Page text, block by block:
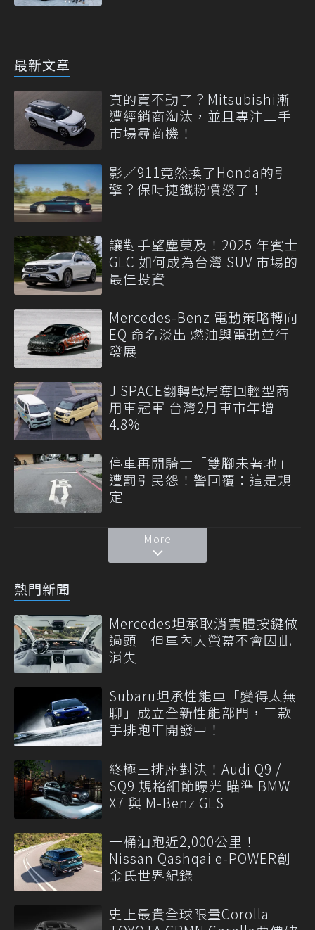
最新文章
真的賣不動了？Mitsubishi漸
遭經銷商淘汰，並且專注二手
市場尋商機！
影／911竟然換了Honda的引
擎？保時捷鐵粉憤怒了！
讓對手望塵莫及！2025 年賓士
GLC 如何成為台灣 SUV 市場的
最佳投資
Mercedes-Benz 電動策略轉向
EQ 命名淡出 燃油與電動並行
發展
J SPACE翻轉戰局奪回輕型商
用車冠軍 台灣2月車市年增
4.8%
停車再開騎士「雙腳未著地」
遭罰引民怨！警回覆：這是規
定
More
熱門新聞
Mercedes坦承取消實體按鍵做
過頭 但車內大螢幕不會因此
消失
Subaru坦承性能車「變得太無
聊」成立全新性能部門，三款
手排跑車開發中！
終極三排座對決！Audi Q9 /
SQ9 規格細節曝光 瞄準 BMW
X7 與 M-Benz GLS
一桶油跑近2,000公里！
Nissan Qashqai e-POWER創
金氏世界紀錄
史上最貴全球限量Corolla